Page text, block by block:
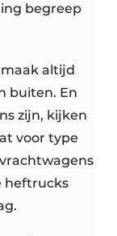
begreep
altijd
buiten. En
zijn, kijken
voor type
heftrucks